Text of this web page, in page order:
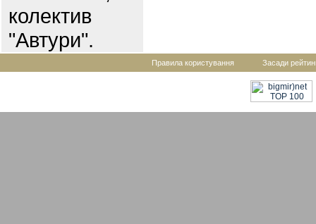
колектив
"Автури".
Правила користування Засади